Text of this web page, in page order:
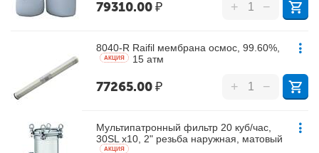
79310.00₽ + −
8040-R Raifil мембрана осмос, 99.60%,
15 атм
AКЦИЯ
77265.00₽ + −
Мультипатронный фильтр 20 куб/час,
30SL х10, 2" резьба наружная, матовый
AКЦИЯ